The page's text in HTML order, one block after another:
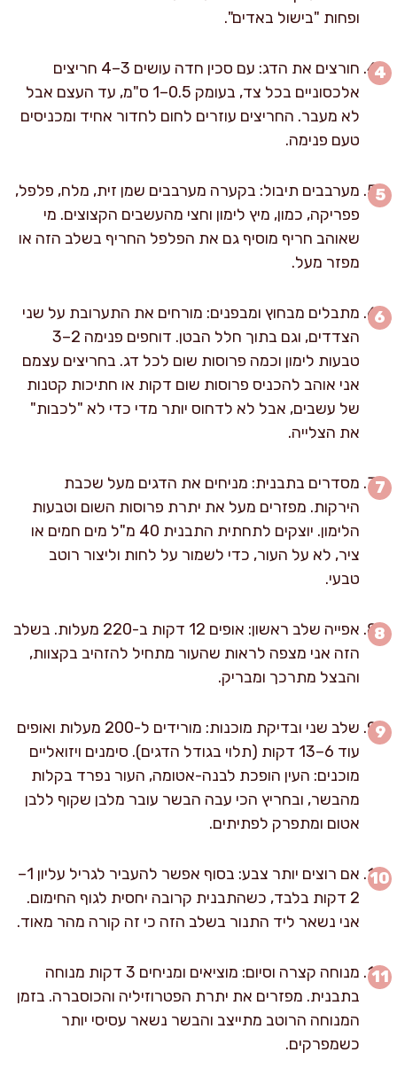
ופחות "בישול באדים".
חורצים את הדג: עם סכין חדה עושים 3–4 חריצים
אלכסוניים בכל צד, בעומק 0.5–1 ס"מ, עד העצם אבל
לא מעבר. החריצים עוזרים לחום לחדור אחיד ומכניסים
טעם פנימה.
מערבבים תיבול: בקערה מערבבים שמן זית, מלח, פלפל,
פפריקה, כמון, מיץ לימון וחצי מהעשבים הקצוצים. מי
שאוהב חריף מוסיף גם את הפלפל החריף בשלב הזה או
מפזר מעל.
מתבלים מבחוץ ומבפנים: מורחים את התערובת על שני
הצדדים, וגם בתוך חלל הבטן. דוחפים פנימה 2–3
טבעות לימון וכמה פרוסות שום לכל דג. בחריצים עצמם
אני אוהב להכניס פרוסות שום דקות או חתיכות קטנות
של עשבים, אבל לא לדחוס יותר מדי כדי לא "לכבות"
את הצלייה.
מסדרים בתבנית: מניחים את הדגים מעל שכבת
הירקות. מפזרים מעל את יתרת פרוסות השום וטבעות
הלימון. יוצקים לתחתית התבנית 40 מ"ל מים חמים או
ציר, לא על העור, כדי לשמור על לחות וליצור רוטב
טבעי.
אפייה שלב ראשון: אופים 12 דקות ב-220 מעלות. בשלב
הזה אני מצפה לראות שהעור מתחיל להזהיב בקצוות,
והבצל מתרכך ומבריק.
שלב שני ובדיקת מוכנות: מורידים ל-200 מעלות ואופים
עוד 6–13 דקות (תלוי בגודל הדגים). סימנים ויזואליים
מוכנים: העין הופכת לבנה-אטומה, העור נפרד בקלות
מהבשר, ובחריץ הכי עבה הבשר עובר מלבן שקוף ללבן
אטום ומתפרק לפתיתים.
אם רוצים יותר צבע: בסוף אפשר להעביר לגריל עליון 1–
2 דקות בלבד, כשהתבנית קרובה יחסית לגוף החימום.
אני נשאר ליד התנור בשלב הזה כי זה קורה מהר מאוד.
מנוחה קצרה וסיום: מוציאים ומניחים 3 דקות מנוחה
בתבנית. מפזרים את יתרת הפטרוזיליה והכוסברה. בזמן
המנוחה הרוטב מתייצב והבשר נשאר עסיסי יותר
כשמפרקים.